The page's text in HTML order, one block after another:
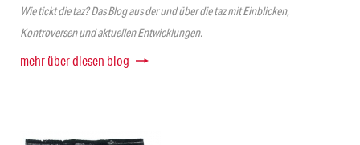
Wie tickt die taz? Das Blog aus der und über die taz mit Einblicken,
Kontroversen und aktuellen Entwicklungen.
mehr über diesen blog